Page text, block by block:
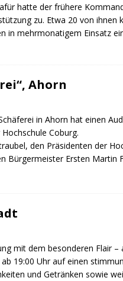
hatte der frühere
zu. Etwa 20 von ihnen
in mehrmonatigem Einsatz
Ahorn
in Ahorn hat einen
Coburg.
den Präsidenten der
Bürgermeister Ersten Martin
mit dem besonderen Flair
19:00 Uhr auf einen
und Getränken sowie